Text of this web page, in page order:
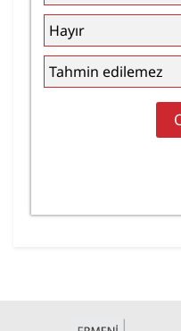
Hayır
Tahmin edilemez